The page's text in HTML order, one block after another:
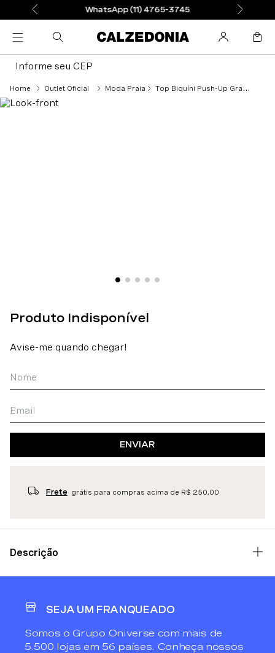
WhatsApp (11) 4765-3745
Informe seu CEP
Outlet Oficial Moda Praia Top Biquíni Push-Up Graduado Malaga - Colorido
ENVIAR
Frete grátis para compras acima de R$ 250,00
Descrição
SEJA UM FRANQUEADO
Somos o Grupo Oniverse com mais de
5.500 lojas em 56 países. Conheça nossos